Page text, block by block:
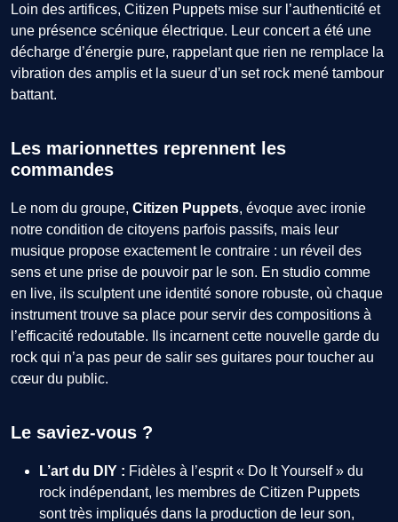
Loin des artifices, Citizen Puppets mise sur l’authenticité et
une présence scénique électrique. Leur concert a été une
décharge d’énergie pure, rappelant que rien ne remplace la
vibration des amplis et la sueur d’un set rock mené tambour
battant.
Les marionnettes reprennent les
commandes
Le nom du groupe, Citizen Puppets, évoque avec ironie
notre condition de citoyens parfois passifs, mais leur
musique propose exactement le contraire : un réveil des
sens et une prise de pouvoir par le son. En studio comme
en live, ils sculptent une identité sonore robuste, où chaque
instrument trouve sa place pour servir des compositions à
l’efficacité redoutable. Ils incarnent cette nouvelle garde du
rock qui n’a pas peur de salir ses guitares pour toucher au
cœur du public.
Le saviez-vous ?
L’art du DIY : Fidèles à l’esprit « Do It Yourself » du
rock indépendant, les membres de Citizen Puppets
sont très impliqués dans la production de leur son,